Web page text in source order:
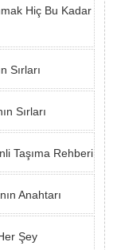
Hiç Bu Kadar
Sırları
Sırları
Taşıma Rehberi
Anahtarı
Şey